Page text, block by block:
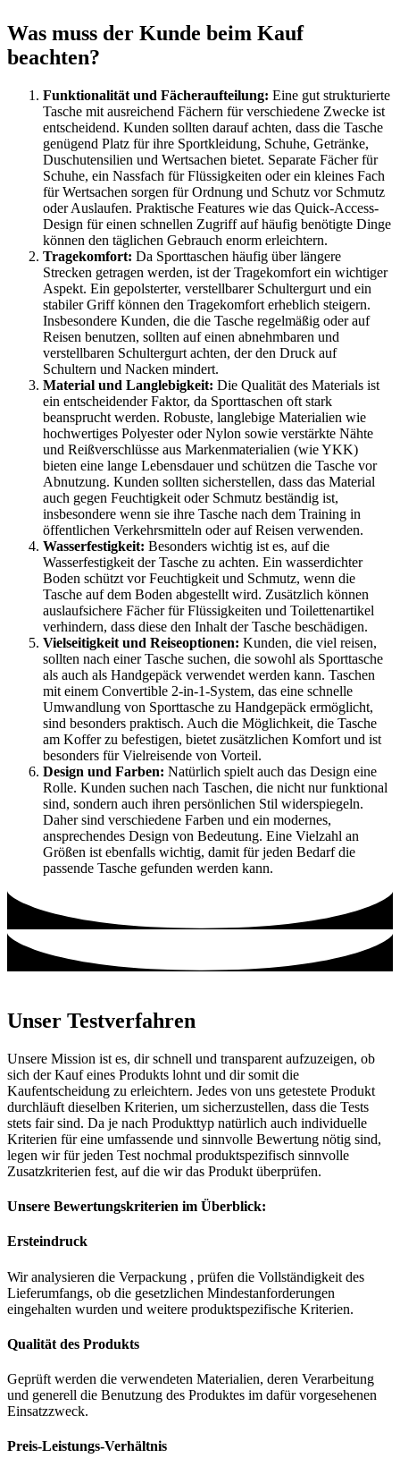
Was muss der Kunde beim Kauf
beachten?
Funktionalität und Fächeraufteilung: Eine gut strukturierte
Tasche mit ausreichend Fächern für verschiedene Zwecke ist
entscheidend. Kunden sollten darauf achten, dass die Tasche
genügend Platz für ihre Sportkleidung, Schuhe, Getränke,
Duschutensilien und Wertsachen bietet. Separate Fächer für
Schuhe, ein Nassfach für Flüssigkeiten oder ein kleines Fach
für Wertsachen sorgen für Ordnung und Schutz vor Schmutz
oder Auslaufen. Praktische Features wie das Quick-Access-
Design für einen schnellen Zugriff auf häufig benötigte Dinge
können den täglichen Gebrauch enorm erleichtern.
Tragekomfort: Da Sporttaschen häufig über längere
Strecken getragen werden, ist der Tragekomfort ein wichtiger
Aspekt. Ein gepolsterter, verstellbarer Schultergurt und ein
stabiler Griff können den Tragekomfort erheblich steigern.
Insbesondere Kunden, die die Tasche regelmäßig oder auf
Reisen benutzen, sollten auf einen abnehmbaren und
verstellbaren Schultergurt achten, der den Druck auf
Schultern und Nacken mindert.
Material und Langlebigkeit: Die Qualität des Materials ist
ein entscheidender Faktor, da Sporttaschen oft stark
beansprucht werden. Robuste, langlebige Materialien wie
hochwertiges Polyester oder Nylon sowie verstärkte Nähte
und Reißverschlüsse aus Markenmaterialien (wie YKK)
bieten eine lange Lebensdauer und schützen die Tasche vor
Abnutzung. Kunden sollten sicherstellen, dass das Material
auch gegen Feuchtigkeit oder Schmutz beständig ist,
insbesondere wenn sie ihre Tasche nach dem Training in
öffentlichen Verkehrsmitteln oder auf Reisen verwenden.
Wasserfestigkeit: Besonders wichtig ist es, auf die
Wasserfestigkeit der Tasche zu achten. Ein wasserdichter
Boden schützt vor Feuchtigkeit und Schmutz, wenn die
Tasche auf dem Boden abgestellt wird. Zusätzlich können
auslaufsichere Fächer für Flüssigkeiten und Toilettenartikel
verhindern, dass diese den Inhalt der Tasche beschädigen.
Vielseitigkeit und Reiseoptionen: Kunden, die viel reisen,
sollten nach einer Tasche suchen, die sowohl als Sporttasche
als auch als Handgepäck verwendet werden kann. Taschen
mit einem Convertible 2-in-1-System, das eine schnelle
Umwandlung von Sporttasche zu Handgepäck ermöglicht,
sind besonders praktisch. Auch die Möglichkeit, die Tasche
am Koffer zu befestigen, bietet zusätzlichen Komfort und ist
besonders für Vielreisende von Vorteil.
Design und Farben: Natürlich spielt auch das Design eine
Rolle. Kunden suchen nach Taschen, die nicht nur funktional
sind, sondern auch ihren persönlichen Stil widerspiegeln.
Daher sind verschiedene Farben und ein modernes,
ansprechendes Design von Bedeutung. Eine Vielzahl an
Größen ist ebenfalls wichtig, damit für jeden Bedarf die
passende Tasche gefunden werden kann.
Unser Testverfahren
Unsere Mission ist es, dir schnell und transparent aufzuzeigen, ob
sich der Kauf eines Produkts lohnt und dir somit die
Kaufentscheidung zu erleichtern. Jedes von uns getestete Produkt
durchläuft dieselben Kriterien, um sicherzustellen, dass die Tests
stets fair sind. Da je nach Produkttyp natürlich auch individuelle
Kriterien für eine umfassende und sinnvolle Bewertung nötig sind,
legen wir für jeden Test nochmal produktspezifisch sinnvolle
Zusatzkriterien fest, auf die wir das Produkt überprüfen.
Unsere Bewertungskriterien im Überblick:
Ersteindruck
Wir analysieren die Verpackung , prüfen die Vollständigkeit des
Lieferumfangs, ob die gesetzlichen Mindestanforderungen
eingehalten wurden und weitere produktspezifische Kriterien.
Qualität des Produkts
Geprüft werden die verwendeten Materialien, deren Verarbeitung
und generell die Benutzung des Produktes im dafür vorgesehenen
Einsatzzweck.
Preis-Leistungs-Verhältnis